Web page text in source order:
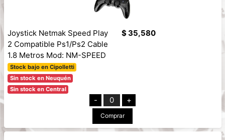
Joystick Netmak Speed Play
2 Compatible Ps1/Ps2 Cable
1.8 Metros Mod: NM-SPEED
Stock bajo en Cipolletti
Sin stock en Neuquén
Sin stock en Central
$ 35,580
- 0 +
Comprar